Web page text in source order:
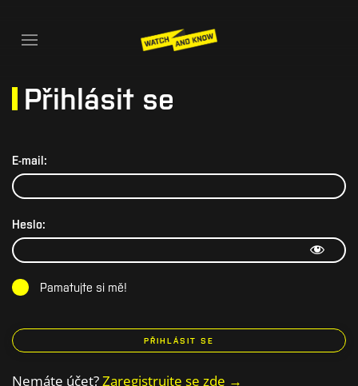
Přihlásit se
E-mail:
Heslo:
Pamatujte si mě!
Nemáte účet?Zaregistrujte se zde →